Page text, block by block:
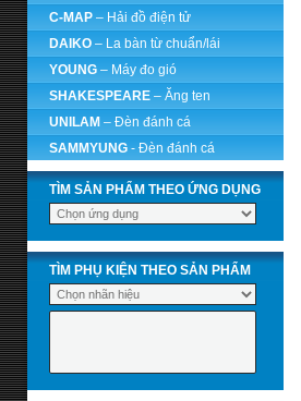
C-MAP – Hải đồ điện tử
DAIKO – La bàn từ chuẩn/lái
YOUNG – Máy đo gió
SHAKESPEARE – Ăng ten
UNILAM – Đèn đánh cá
SAMMYUNG - Đèn đánh cá
TÌM SẢN PHẨM THEO ỨNG DỤNG
TÌM PHỤ KIỆN THEO SẢN PHẨM